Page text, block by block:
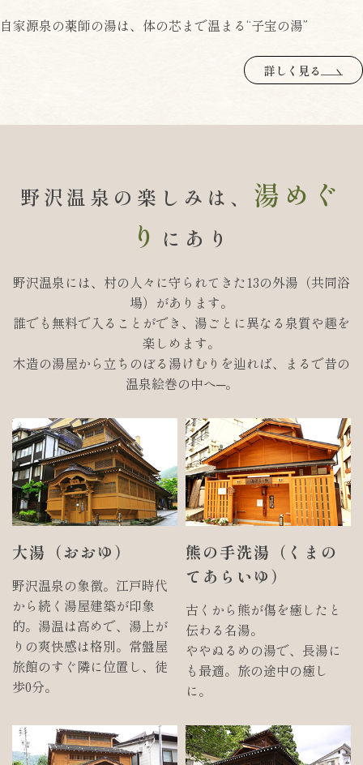
自家源泉の薬師の湯は、体の芯まで温まる“子宝の湯”
詳しく見る
野沢温泉の楽しみは、 湯めぐ
り にあり
野沢温泉には、村の人々に守られてきた13の外湯（共同浴
場）があります。
誰でも無料で入ることができ、湯ごとに異なる泉質や趣を
楽しめます。
木造の湯屋から立ちのぼる湯けむりを辿れば、まるで昔の
温泉絵巻の中へ─。
大湯（おおゆ）
野沢温泉の象徴。江戸時代
から続く湯屋建築が印象
的。湯温は高めで、湯上が
りの爽快感は格別。常盤屋
旅館のすぐ隣に位置し、徒
歩0分。
熊の手洗湯（くまの
てあらいゆ）
古くから熊が傷を癒したと
伝わる名湯。
ややぬるめの湯で、長湯に
も最適。旅の途中の癒し
に。